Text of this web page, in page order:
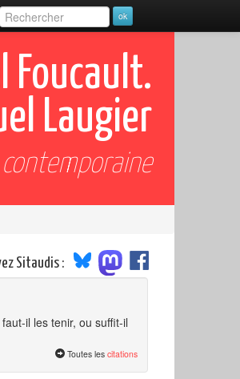
Foucault.
Laugier
Sitaudis :
il les tenir, ou suffit-il
Toutes les citations